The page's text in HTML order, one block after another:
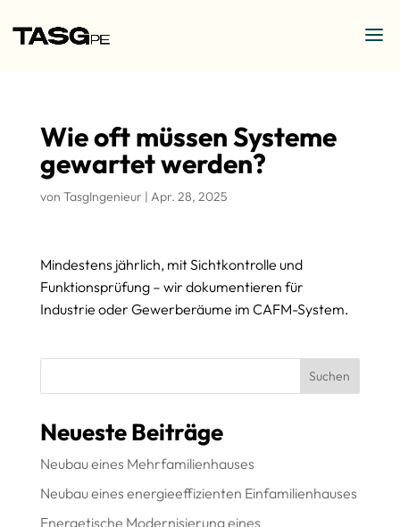
Wie oft müssen Systeme
gewartet werden?
von TasgIngenieur | Apr. 28, 2025
Mindestens jährlich, mit Sichtkontrolle und
Funktionsprüfung – wir dokumentieren für
Industrie oder Gewerberäume im CAFM-System.
Suchen
Neueste Beiträge
Neubau eines Mehrfamilienhauses
Neubau eines energieeffizienten Einfamilienhauses
Energetische Modernisierung eines